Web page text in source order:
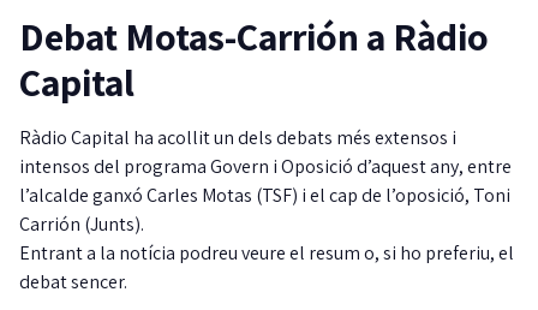
Debat Motas-Carrión a Ràdio
Capital
Ràdio Capital ha acollit un dels debats més extensos i
intensos del programa Govern i Oposició d’aquest any, entre
l’alcalde ganxó Carles Motas (TSF) i el cap de l’oposició, Toni
Carrión (Junts).
Entrant a la notícia podreu veure el resum o, si ho preferiu, el
debat sencer.